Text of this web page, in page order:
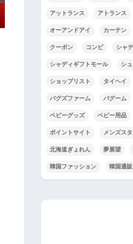
アットランス アトランス
オーアンドアイ カーテン
クーポン コンビ シャ
シャディギフトモール シ
ショップリスト タイヘイ
バグズファーム バグーム
ベビーグッズ ベビー用品
ポイントサイト メンズス
北海道ぎょれん 夢展望
韓国ファッション 韓国通販